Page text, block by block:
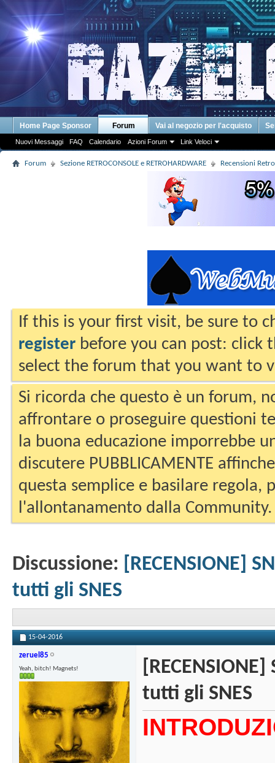
Home Page Sponsor Forum
Nuovi Messaggi FAQ Calendario Azioni Forum Link Veloci
Vai al negozio per l'acquisto
Forum Sezione RETROCONSOLE e RETROHARDWARE Recensioni
If this is your first visit, be sure to
register before you can post: click
select the forum that you want to
Si ricorda che questo è un forum,
affrontare o proseguire questioni
la buona educazione imporrebbe
discutere PUBBLICAMENTE
questa semplice e basilare regola,
l'allontanamento dalla Community.
Discussione: [RECENSIONE]
tutti gli SNES
15-04-2016
zeruel85
Yeah, bitch! Magnets!
tutti gli SNES